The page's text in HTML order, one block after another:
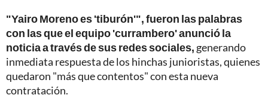
"Yairo Moreno es 'tiburón'", fueron las palabras
con las que el equipo 'currambero' anunció la
noticia a través de sus redes sociales, generando
inmediata respuesta de los hinchas junioristas, quienes
quedaron "más que contentos" con esta nueva
contratación.